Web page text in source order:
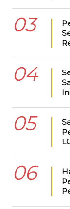
03
04
05
06